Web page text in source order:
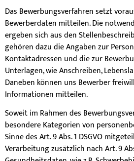
Das Bewerbungsverfahren setzt
Bewerberdaten mitteilen. Die
ergeben sich aus den
gehören dazu die Angaben zur
Kontaktadressen und die zur
Unterlagen, wie Anschreiben,
Daneben können uns Bewerber
Informationen mitteilen.
Soweit im Rahmen des
besondere Kategorien von
Sinne des Art. 9 Abs. 1 DSGVO
Verarbeitung zusätzlich nach Art. 9